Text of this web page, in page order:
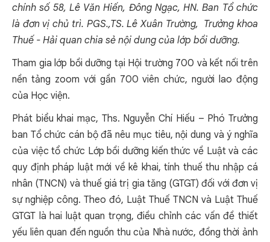
chính số 58, Lê Văn Hiến, Đông Ngạc, HN. Ban Tổ chức
là đơn vị chủ trì. PGS.,TS. Lê Xuân Trường, Trưởng khoa
Thuế - Hải quan chia sẻ nội dung của lớp bồi dưỡng.
Tham gia lớp bồi dưỡng tại Hội trường 700 và kết nối trên
nền tảng zoom với gần 700 viên chức, người lao động
của Học viện.
Phát biểu khai mạc, Ths. Nguyễn Chí Hiếu – Phó Trưởng
ban Tổ chức cán bộ đã nêu mục tiêu, nội dung và ý nghĩa
của việc tổ chức Lớp bồi dưỡng kiến thức về Luật và các
quy định pháp luật mới về kê khai, tính thuế thu nhập cá
nhân (TNCN) và thuế giá trị gia tăng (GTGT) đối với đơn vị
sự nghiệp công. Theo đó, Luật Thuế TNCN và Luật Thuế
GTGT là hai luật quan trọng, điều chỉnh các vấn đề thiết
yếu liên quan đến nguồn thu của Nhà nước, đồng thời ảnh